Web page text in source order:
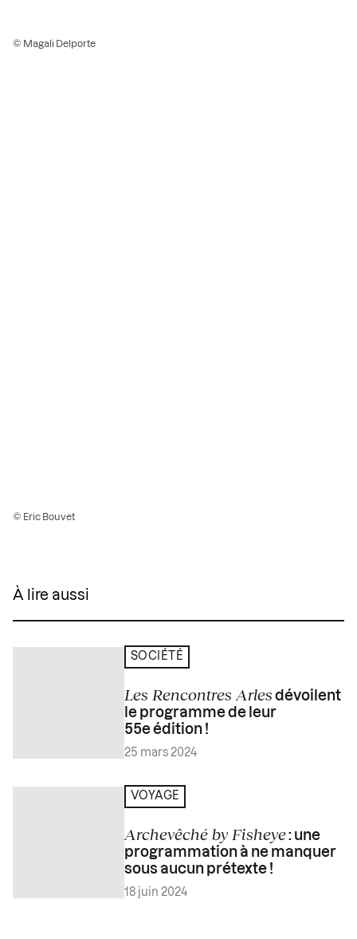
© Magali Delporte
© Eric Bouvet
À lire aussi
SOCIÉTÉ
Les Rencontres Arlesdévoilent
le programme de leur
55e édition !
25 mars 2024
VOYAGE
Archevêché by Fisheye: une
programmation à ne manquer
sous aucun prétexte !
18 juin 2024